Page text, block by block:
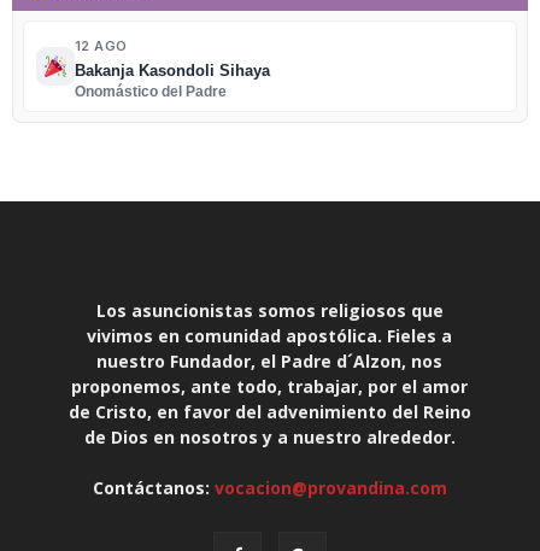
12 AGO
Bakanja Kasondoli Sihaya
Onomástico del Padre
Los asuncionistas somos religiosos que
vivimos en comunidad apostólica. Fieles a
nuestro Fundador, el Padre d´Alzon, nos
proponemos, ante todo, trabajar, por el amor
de Cristo, en favor del advenimiento del Reino
de Dios en nosotros y a nuestro alrededor.
Contáctanos: vocacion@provandina.com